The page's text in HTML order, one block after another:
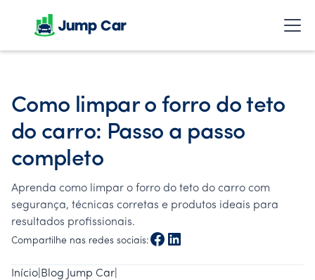
Como limpar o forro do teto
do carro: Passo a passo
completo
Aprenda como limpar o forro do teto do carro com
segurança, técnicas corretas e produtos ideais para
resultados profissionais.
Compartilhe nas redes sociais:
Início Blog Jump Car